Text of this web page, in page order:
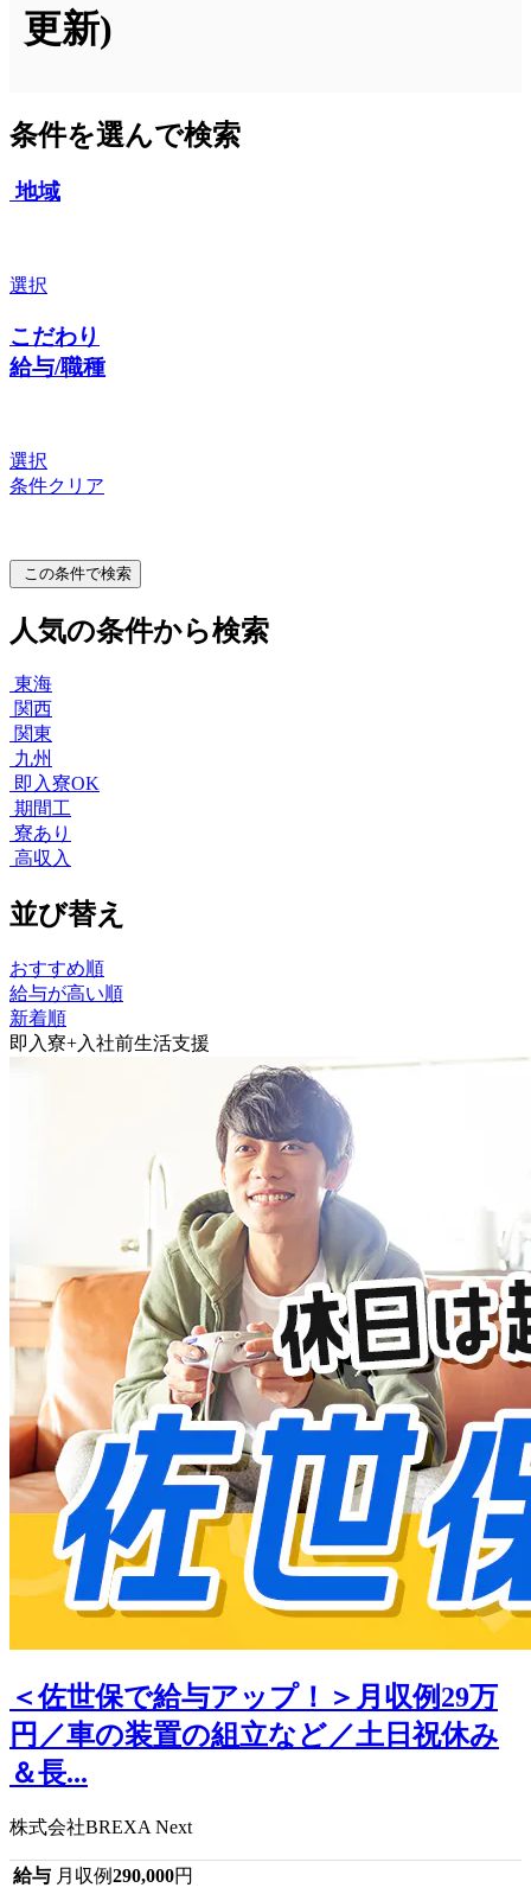
更新)
条件を選んで検索
地域
選択
こだわり
給与/職種
選択
条件クリア
この条件で検索
人気の条件から検索
東海
関西
関東
九州
即入寮OK
期間工
寮あり
高収入
並び替え
おすすめ順
給与が高い順
新着順
即入寮+入社前生活支援
＜佐世保で給与アップ！＞月収例29万
円／車の装置の組立など／土日祝休み
＆長...
株式会社BREXA Next
給与 月収例290,000円